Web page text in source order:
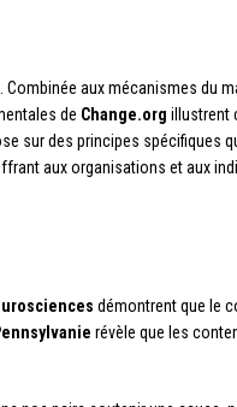
aux mécanismes du
de Change.org illustrent
sur des principes spécifiques
aux organisations et aux
démontrent que le
révèle que les